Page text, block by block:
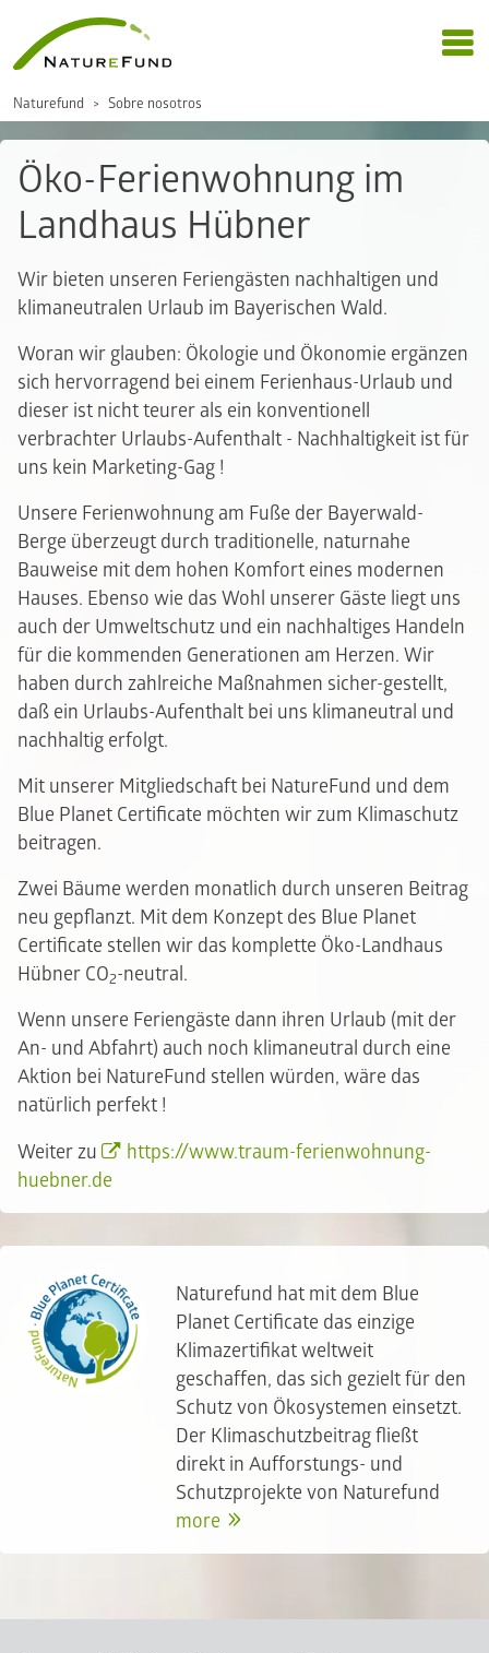
Naturefund Sobre nosotros
Öko-Ferienwohnung im
Landhaus Hübner
Wir bieten unseren Feriengästen nachhaltigen und
klimaneutralen Urlaub im Bayerischen Wald.
Woran wir glauben: Ökologie und Ökonomie ergänzen
sich hervorragend bei einem Ferienhaus-Urlaub und
dieser ist nicht teurer als ein konventionell
verbrachter Urlaubs-Aufenthalt - Nachhaltigkeit ist für
uns kein Marketing-Gag !
Unsere Ferienwohnung am Fuße der Bayerwald-
Berge überzeugt durch traditionelle, naturnahe
Bauweise mit dem hohen Komfort eines modernen
Hauses. Ebenso wie das Wohl unserer Gäste liegt uns
auch der Umweltschutz und ein nachhaltiges Handeln
für die kommenden Generationen am Herzen. Wir
haben durch zahlreiche Maßnahmen sicher-gestellt,
daß ein Urlaubs-Aufenthalt bei uns klimaneutral und
nachhaltig erfolgt.
Mit unserer Mitgliedschaft bei NatureFund und dem
Blue Planet Certificate möchten wir zum Klimaschutz
beitragen.
Zwei Bäume werden monatlich durch unseren Beitrag
neu gepflanzt. Mit dem Konzept des Blue Planet
Certificate stellen wir das komplette Öko-Landhaus
Hübner CO2-neutral.
Wenn unsere Feriengäste dann ihren Urlaub (mit der
An- und Abfahrt) auch noch klimaneutral durch eine
Aktion bei NatureFund stellen würden, wäre das
natürlich perfekt !
Weiter zu
https://www.traum-ferienwohnung-
huebner.de
Naturefund hat mit dem Blue
Planet Certificate das einzige
Klimazertifikat weltweit
geschaffen, das sich gezielt für den
Schutz von Ökosystemen einsetzt.
Der Klimaschutzbeitrag fließt
direkt in Aufforstungs- und
Schutzprojekte von Naturefund
more